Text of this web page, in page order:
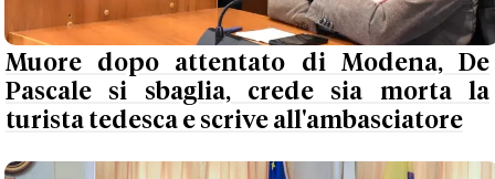
Muore dopo attentato di Modena, De
Pascale si sbaglia, crede sia morta la
turista tedesca e scrive all'ambasciatore